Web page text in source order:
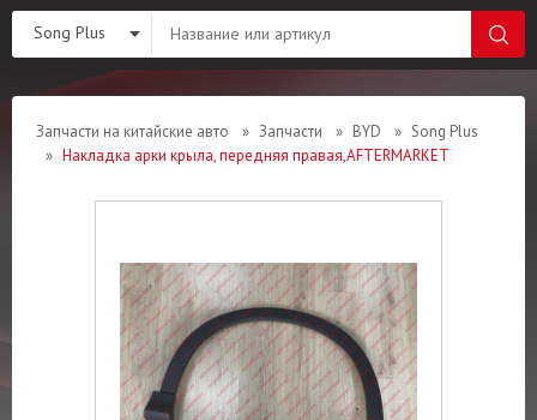
Song Plus
Запчасти на китайские авто » Запчасти » BYD » Song Plus
» Накладка арки крыла, передняя правая,AFTERMARKET